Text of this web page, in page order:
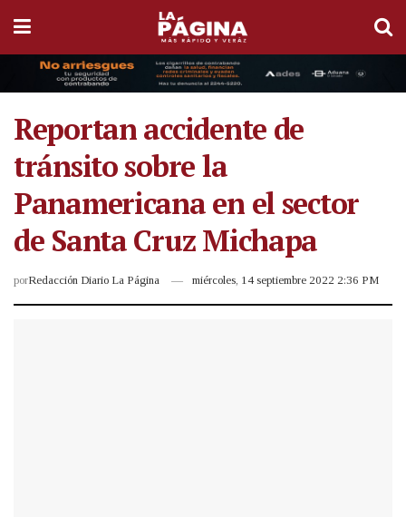
Reportan accidente de
tránsito sobre la
Panamericana en el sector
de Santa Cruz Michapa
porRedacción Diario La Página miércoles, 14 septiembre 2022 2:36 PM